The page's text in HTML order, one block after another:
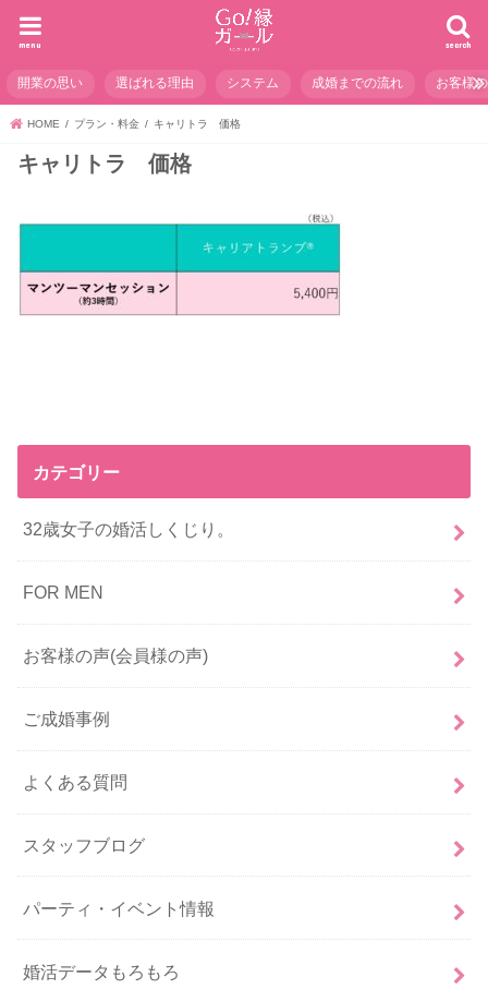
search
menu
開業の思い 選ばれる理由 システム 成婚までの流れ お客様
HOME プラン・料金 キャリトラ 価格
キャリトラ 価格
カテゴリー
32歳女子の婚活しくじり。
FOR MEN
お客様の声(会員様の声)
ご成婚事例
よくある質問
スタッフブログ
パーティ・イベント情報
婚活データもろもろ